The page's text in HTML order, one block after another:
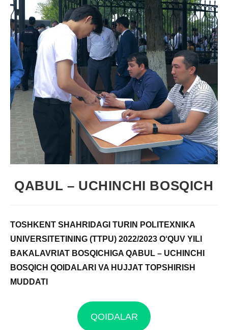
QABUL – UCHINCHI BOSQICH
TOSHKENT SHAHRIDAGI TURIN POLITEXNIKA
UNIVERSITETINING (TTPU) 2022/2023 O‘QUV YILI
BAKALAVRIAT BOSQICHIGA QABUL – UCHINCHI
BOSQICH QOIDALARI VA HUJJAT TOPSHIRISH
MUDDATI
QOIDALAR